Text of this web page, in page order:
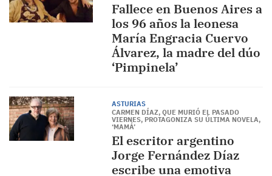
Fallece en Buenos Aires a
los 96 años la leonesa
María Engracia Cuervo
Álvarez, la madre del dúo
‘Pimpinela’
ASTURIAS
CARMEN DÍAZ, QUE MURIÓ EL PASADO
VIERNES, PROTAGONIZA SU ÚLTIMA NOVELA,
‘MAMÁ’
El escritor argentino
Jorge Fernández Díaz
escribe una emotiva